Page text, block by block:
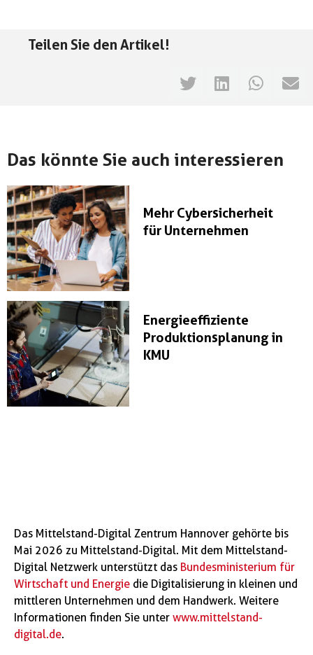
Teilen Sie den Artikel!
Das könnte Sie auch interessieren
Mehr Cybersicherheit
für Unternehmen
Energieeffiziente
Produktionsplanung in
KMU
Das Mittelstand-Digital Zentrum Hannover gehörte bis
Mai 2026 zu Mittelstand-Digital. Mit dem Mittelstand-
Digital Netzwerk unterstützt das Bundesministerium für
Wirtschaft und Energie die Digitalisierung in kleinen und
mittleren Unternehmen und dem Handwerk. Weitere
Informationen finden Sie unter www.mittelstand-
digital.de.